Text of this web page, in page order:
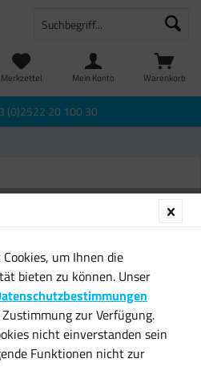
Warenkorb
Merkzettel Mein Konto
(0)2522 20 100 30
(Original Equipment
Patronen*
handelsübliche Patronen mit
Verpackung.
um Ihnen die
bieten zu können. Unser
zur Verfügung.
nicht einverstanden sein
Funktionen nicht zur